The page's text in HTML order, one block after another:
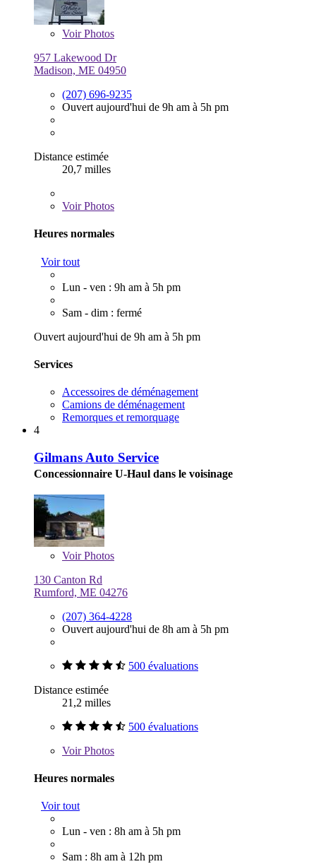
VoirPhotos
957 Lakewood Dr
Madison, ME 04950
(207) 696-9235
Ouvert aujourd'hui de 9h am à 5h pm
Distance estimée
20,7 milles
VoirPhotos
Heures normales
Voir tout
Lun - ven : 9h am à 5h pm
Sam - dim : fermé
Ouvert aujourd'hui de 9h am à 5h pm
Services
Accessoires de déménagement
Camions de déménagement
Remorques et remorquage
4
Gilmans Auto Service
Concessionnaire U-Haul dans le voisinage
VoirPhotos
130 Canton Rd
Rumford, ME 04276
(207) 364-4228
Ouvert aujourd'hui de 8h am à 5h pm
500 évaluations
Distance estimée
21,2 milles
500 évaluations
VoirPhotos
Heures normales
Voir tout
Lun - ven : 8h am à 5h pm
Sam : 8h am à 12h pm